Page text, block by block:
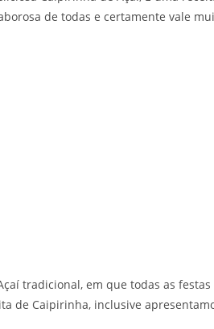
de todas e certamente vale
tradicional, em que todas as
de Caipirinha, inclusive